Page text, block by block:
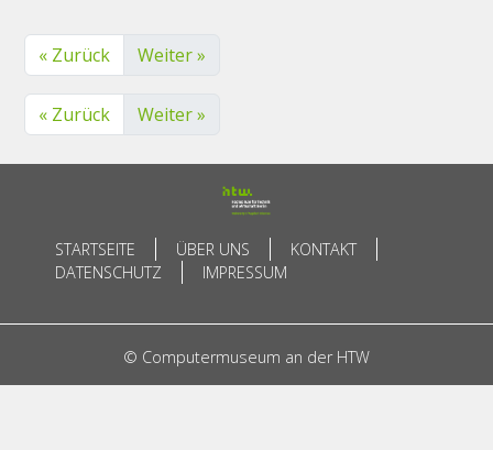
« Zurück Weiter »
« Zurück Weiter »
STARTSEITE ÜBER UNS
KONTAKT
DATENSCHUTZ
IMPRESSUM
© Computermuseum an der HTW